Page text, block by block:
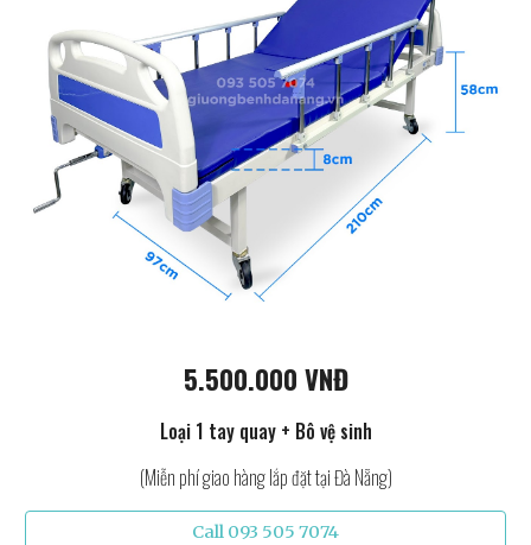
5.500.000 VNĐ
Loại 1 tay quay + Bô vệ sinh
(Miễn phí giao hàng lắp đặt tại Đà Nẵng)
Call 093 505 7074